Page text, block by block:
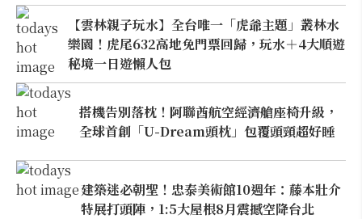
【雲林親子玩水】全台唯一「虎爺主題」叢林水
樂園！虎尾632高地免門票回歸，玩水＋4大順遊
秘境一日遊懶人包
搭機告別落枕！阿聯酋航空經濟艙座椅升級，
全球首創「U-Dream頭枕」包覆頭頸超好睡
建築迷必朝聖！忠泰美術館10週年：藤本壯介
特展打頭陣，1:5大屋根8月震撼空降台北